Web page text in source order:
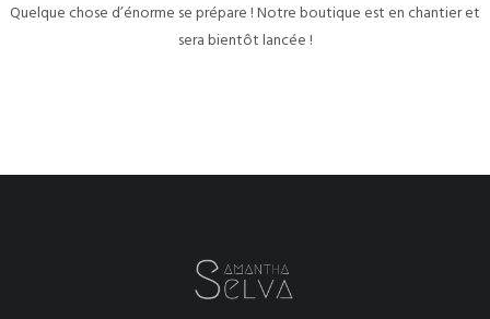
Quelque chose d’énorme se prépare ! Notre boutique est en chantier et
sera bientôt lancée !